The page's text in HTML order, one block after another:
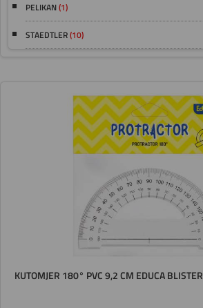
PELIKAN(1)
STAEDTLER(10)
KUTOMJER 180° PVC 9,2 CM EDUCA BLISTER